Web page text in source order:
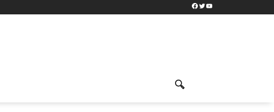
Facebook
TwitterYouTube